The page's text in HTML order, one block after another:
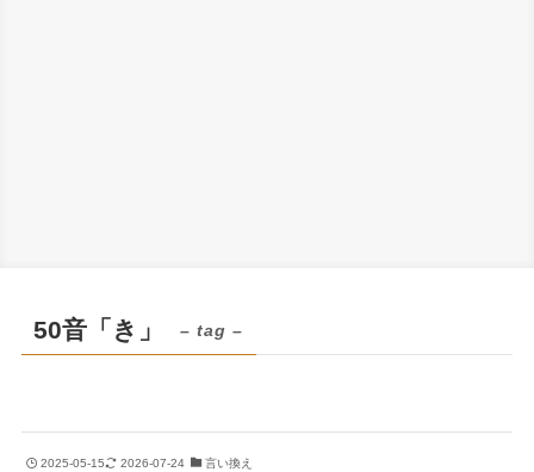
50音「き」 – tag –
2025-05-15 2026-07-24 言い換え